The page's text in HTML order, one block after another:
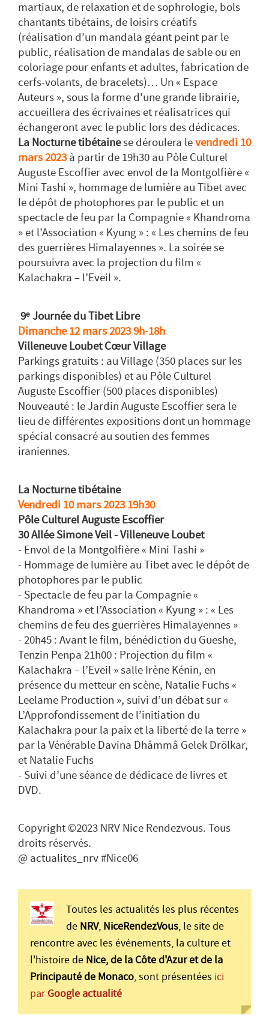
martiaux, de relaxation et de sophrologie, bols
chantants tibétains, de loisirs créatifs
(réalisation d’un mandala géant peint par le
public, réalisation de mandalas de sable ou en
coloriage pour enfants et adultes, fabrication de
cerfs-volants, de bracelets)… Un « Espace
Auteurs », sous la forme d'une grande librairie,
accueillera des écrivaines et réalisatrices qui
échangeront avec le public lors des dédicaces.
La Nocturne tibétainese déroulera levendredi 10
mars 2023à partir de 19h30 au Pôle Culturel
Auguste Escoffier avec envol de la Montgolfière «
Mini Tashi », hommage de lumière au Tibet avec
le dépôt de photophores par le public et un
spectacle de feu par la Compagnie « Khandroma
» et l’Association « Kyung » : « Les chemins de feu
des guerrières Himalayennes ». La soirée se
poursuivra avec la projection du film «
Kalachakra – l’Eveil ».
9ᵉ Journée du Tibet Libre
Dimanche 12 mars 2023 9h-18h
Villeneuve Loubet Cœur Village
Parkings gratuits : au Village (350 places sur les
parkings disponibles) et au Pôle Culturel
Auguste Escoffier (500 places disponibles)
Nouveauté : le Jardin Auguste Escoffier sera le
lieu de différentes expositions dont un hommage
spécial consacré au soutien des femmes
iraniennes.
La Nocturne tibétaine
Vendredi 10 mars 2023 19h30
Pôle Culturel Auguste Escoffier
30 Allée Simone Veil - Villeneuve Loubet
- Envol de la Montgolfière « Mini Tashi »
- Hommage de lumière au Tibet avec le dépôt de
photophores par le public
- Spectacle de feu par la Compagnie «
Khandroma » et l’Association « Kyung » : « Les
chemins de feu des guerrières Himalayennes »
- 20h45 : Avant le film, bénédiction du Gueshe,
Tenzin Penpa 21h00 : Projection du film «
Kalachakra – l’Eveil » salle Irène Kénin, en
présence du metteur en scène, Natalie Fuchs «
Leelame Production », suivi d’un débat sur «
L’Approfondissement de l’initiation du
Kalachakra pour la paix et la liberté de la terre »
par la Vénérable Davina Dhâmmâ Gelek Drölkar,
et Natalie Fuchs
- Suivi d’une séance de dédicace de livres et
DVD.
Copyright ©2023 NRV Nice Rendezvous. Tous
droits réservés.
@ actualites_nrv #Nice06
Toutes les actualités les plus récentes
de NRV, NiceRendezVous, le site de
rencontre avec les événements, la culture et
l'histoire de Nice, de la Côte d'Azur et de la
Principauté de Monaco, sont présentées ici
par Google actualité